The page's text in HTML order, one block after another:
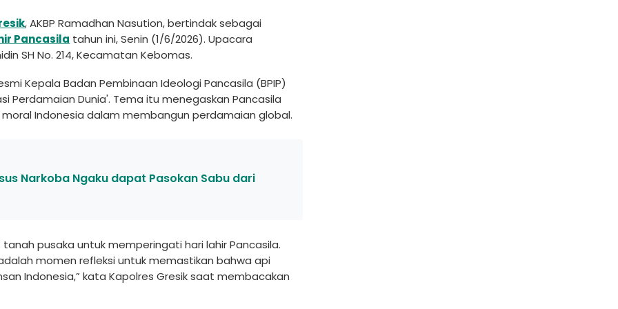
, AKBP Ramadhan Nasution, bertindak sebagai
Pancasila tahun ini, Senin (1/6/2026). Upacara
SH No. 214, Kecamatan Kebomas.
Kepala Badan Pembinaan Ideologi Pancasila (BPIP)
Perdamaian Dunia'. Tema itu menegaskan Pancasila
Indonesia dalam membangun perdamaian global.
Narkoba Ngaku dapat Pasokan Sabu dari
tanah pusaka untuk memperingati hari lahir Pancasila.
momen refleksi untuk memastikan bahwa api
Indonesia,” kata Kapolres Gresik saat membacakan